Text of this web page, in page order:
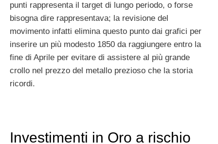
punti rappresenta il target di lungo periodo, o forse
bisogna dire rappresentava; la revisione del
movimento infatti elimina questo punto dai grafici per
inserire un più modesto 1850 da raggiungere entro la
fine di Aprile per evitare di assistere al più grande
crollo nel prezzo del metallo prezioso che la storia
ricordi.
Investimenti in Oro a rischio